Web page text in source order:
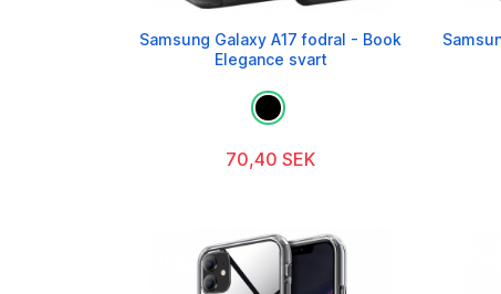
Samsung Galaxy A17 fodral - Book
Elegance svart
70,40 SEK